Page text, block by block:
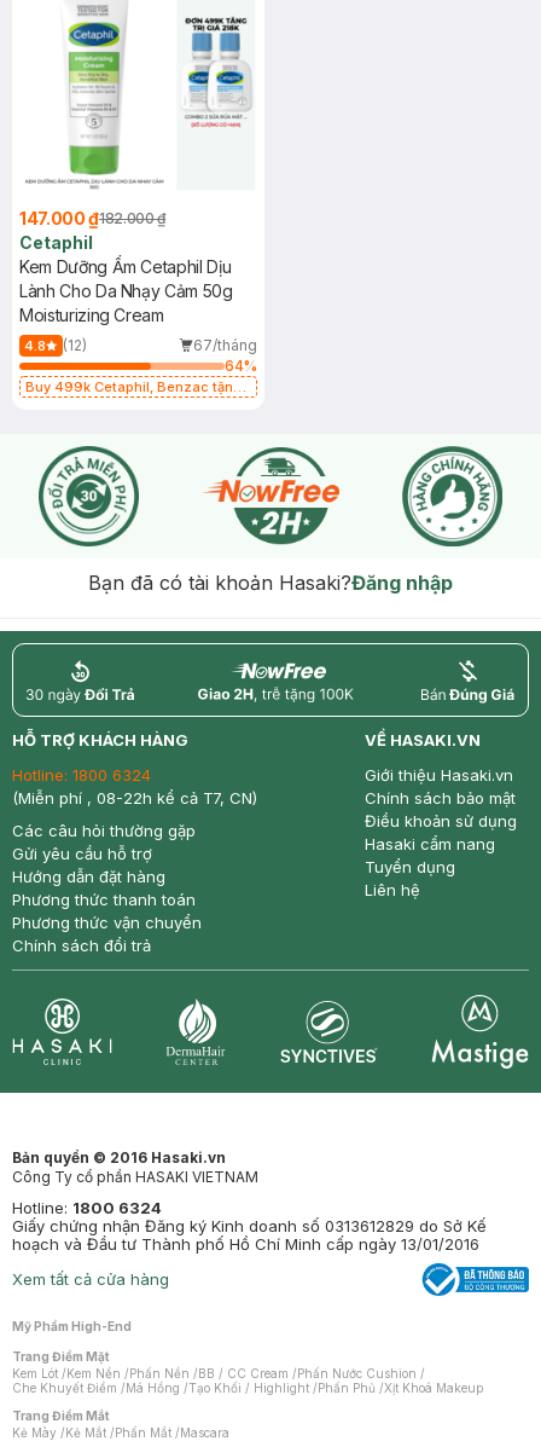
147.000 ₫182.000 ₫
Cetaphil
Kem Dưỡng Ẩm Cetaphil Dịu
Lành Cho Da Nhạy Cảm 50g
Moisturizing Cream
4.8 (12)
67/tháng
64%
Buy 499k Cetaphil, Benzac tặng
Bạn đã có tài khoản Hasaki?Đăng nhập
return nowfree price
HỖ TRỢ KHÁCH HÀNG
Hotline: 1800 6324
(Miễn phí , 08-22h kể cả T7, CN)
Các câu hỏi thường gặp
Gửi yêu cầu hỗ trợ
Hướng dẫn đặt hàng
Phương thức thanh toán
Phương thức vận chuyển
Chính sách đổi trả
VỀ HASAKI.VN
Giới thiệu Hasaki.vn
Chính sách bảo mật
Điều khoản sử dụng
Hasaki cẩm nang
Tuyển dụng
Liên hệ
Bản quyền © 2016 Hasaki.vn
Công Ty cổ phần HASAKI VIETNAM
Hotline: 1800 6324
Giấy chứng nhận Đăng ký Kinh doanh số 0313612829 do Sở Kế
hoạch và Đầu tư Thành phố Hồ Chí Minh cấp ngày 13/01/2016
Xem tất cả cửa hàng
Mỹ Phẩm High-End
Trang Điểm Mặt
Kem Lót /Kem Nền /Phấn Nền /BB / CC Cream /Phấn Nước Cushion /
Che Khuyết Điểm /Má Hồng /Tạo Khối / Highlight /Phấn Phủ /Xịt Khoá Makeup
Trang Điểm Mắt
Kẻ Mày /Kẻ Mắt /Phấn Mắt /Mascara